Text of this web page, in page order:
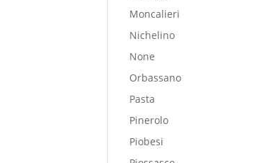
Moncalieri
Nichelino
None
Orbassano
Pasta
Pinerolo
Piobesi